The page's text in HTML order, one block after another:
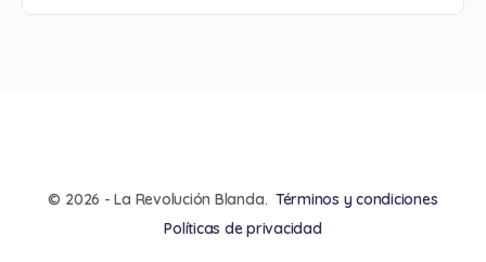
© 2026 - La Revolución Blanda. Términos y condiciones
Políticas de privacidad